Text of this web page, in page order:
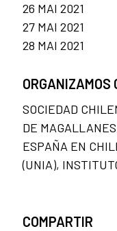
26 MAI 2021
27 MAI 2021
28 MAI 2021
ORGANIZAMOS
SOCIEDAD
DE
ESPAÑA EN
(UNIA),
COMPARTIR